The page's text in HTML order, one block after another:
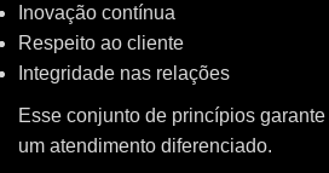
Inovação contínua
Respeito ao cliente
Integridade nas relações
Esse conjunto de princípios
um atendimento diferenciado.